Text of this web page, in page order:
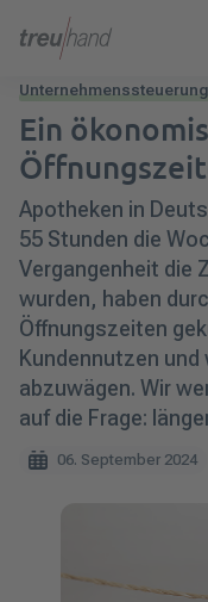
Ein
Apotheken in
55 Stunden die
Vergangenheit die
wurden, haben
Öffnungszeiten
Kundennutzen
abzuwägen. Wir
auf die Frage:
06. September 2024